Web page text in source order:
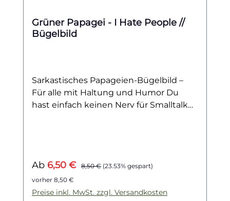
Grüner Papagei - I Hate People //
Bügelbild
Sarkastisches Papageien-Bügelbild –
Für alle mit Haltung und Humor Du
hast einfach keinen Nerv für Smalltalk
seinem Ast und sagt klipp und klar, was
er denkt: „I Hate People“. Mit seinem
schrägen Blick und der schnoddrigen
Verkaufspreis:
Ab 6,50 € Regulärer Preis:
8,50 € (23.53% gespart)
vorher 8,50 €
Preise inkl. MwSt. zzgl. Versandkosten